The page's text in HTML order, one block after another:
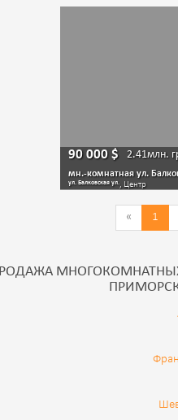
90 000 $ 2.41млн.
мн.-комнатная ул.
ул. Балковская ул., Центр
« 1